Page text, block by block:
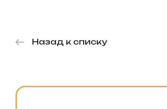
Назад к списку